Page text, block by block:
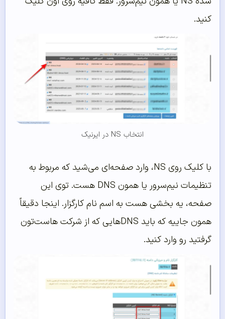
کنید.
انتخاب NS در ایرنیک
با کلیک روی NS، وارد صفحه‌ای می‌شید که مربوط به
تنظیمات نیم‌سرور یا همون DNS هست. توی این
صفحه، یه بخشی هست به اسم نام کارگزار. اینجا دقیقاً
همون جاییه که باید DNSهایی که از شرکت هاست‌تون
گرفتید رو وارد کنید.